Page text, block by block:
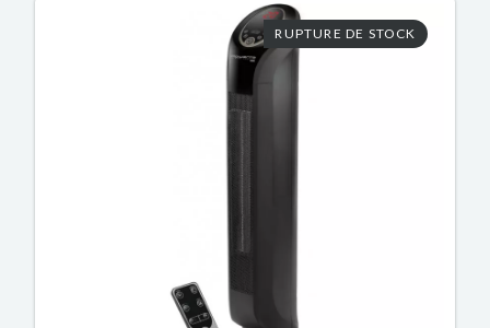
RUPTURE DE STOCK